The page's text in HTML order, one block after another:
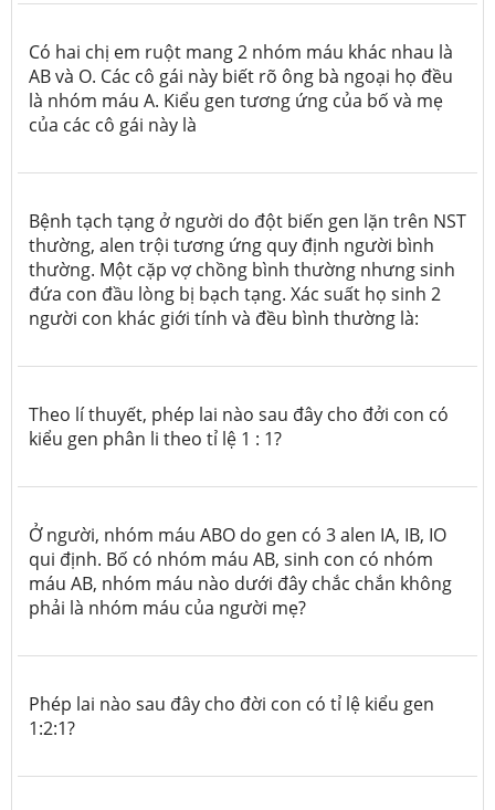
Có hai chị em ruột mang 2 nhóm máu khác nhau là
AB và O. Các cô gái này biết rõ ông bà ngoại họ đều
là nhóm máu A. Kiểu gen tương ứng của bố và mẹ
của các cô gái này là
Bệnh tạch tạng ở người do đột biến gen lặn trên NST
thường, alen trội tương ứng quy định người bình
thường. Một cặp vợ chồng bình thường nhưng sinh
đứa con đầu lòng bị bạch tạng. Xác suất họ sinh 2
người con khác giới tính và đều bình thường là:
Theo lí thuyết, phép lai nào sau đây cho đởi con có
kiểu gen phân li theo tỉ lệ 1 : 1?
Ở người, nhóm máu ABO do gen có 3 alen IA, IB, IO
qui định. Bố có nhóm máu AB, sinh con có nhóm
máu AB, nhóm máu nào dưới đây chắc chắn không
phải là nhóm máu của người mẹ?
Phép lai nào sau đây cho đời con có tỉ lệ kiểu gen
1:2:1?